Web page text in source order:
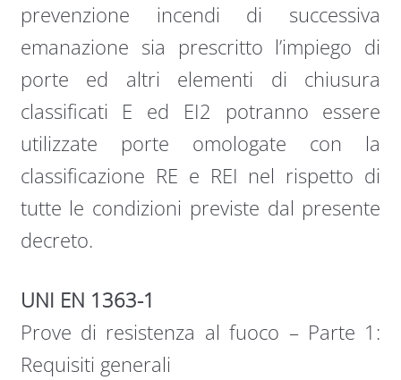
prevenzione incendi di successiva
emanazione sia prescritto l’impiego di
porte ed altri elementi di chiusura
classificati E ed EI2 potranno essere
utilizzate porte omologate con la
classificazione RE e REI nel rispetto di
tutte le condizioni previste dal presente
decreto.
UNI EN 1363-1
Prove di resistenza al fuoco – Parte 1:
Requisiti generali